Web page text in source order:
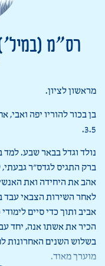
רס”מ
מראשון לציון.
בן בכור להוריו יפה ואבי,
3.5.
נולד וגדל בבאר שבע.
ברק התגיס לגדס”ר
אהב את היחידה ואת
לאחר השירות הצבאי עבד
אביב ותוך כדי סיים
הכיר את אשתו אנה, יחד
בשלוש השנים האחרונות
מוערך מאוד.